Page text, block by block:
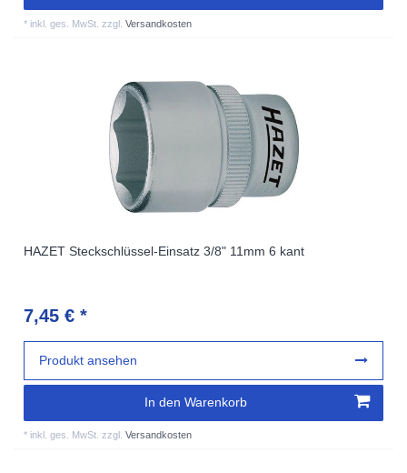
* inkl. ges. MwSt. zzgl.Versandkosten
HAZET Steckschlüssel-Einsatz 3/8" 11mm 6 kant
7,45 € *
In den Warenkorb
* inkl. ges. MwSt. zzgl.Versandkosten
Produkt ansehen